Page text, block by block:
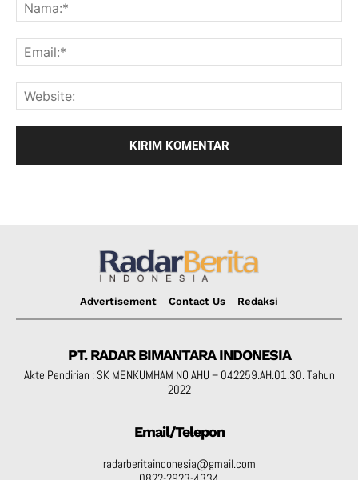
Advertisement Contact Us Redaksi
PT. RADAR BIMANTARA INDONESIA
Akte Pendirian : SK MENKUMHAM NO AHU – 042259.AH.01.30. Tahun
2022
Email/Telepon
radarberitaindonesia@gmail.com